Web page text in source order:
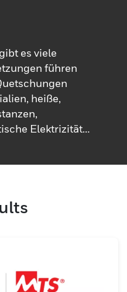
es viele
führen
heiße,
Elektrizität
die
in dieser